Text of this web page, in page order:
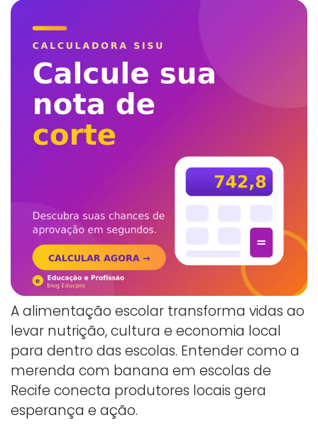
A alimentação escolar transforma vidas ao
levar nutrição, cultura e economia local
para dentro das escolas. Entender como a
merenda com banana em escolas de
Recife conecta produtores locais gera
esperança e ação.